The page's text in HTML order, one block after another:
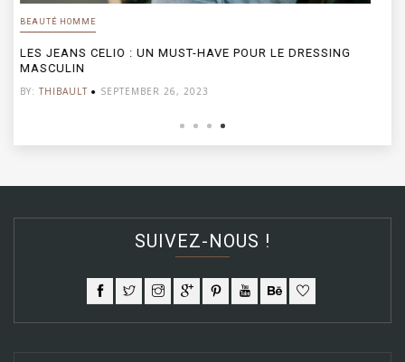
BEAUTÉ HOMME
LES LUNETTES OAKLEY : UN CHOIX DE STYLE ET DE
PERFORMANCE POUR L’HOMME MODERNE
BY:THIBAULT SEPTEMBER 26, 2023
SUIVEZ-NOUS !